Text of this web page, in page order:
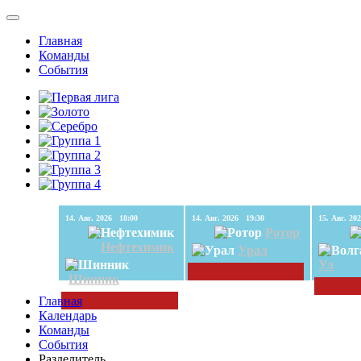
Главная
Команды
События
14. Авг. 2026 18:00
Нефтехимик
Шинник
14. Авг. 2026 19:30
Ротор
Урал
Ул
Главная
Календарь
Команды
События